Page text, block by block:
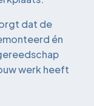
dat de
én
werk heeft